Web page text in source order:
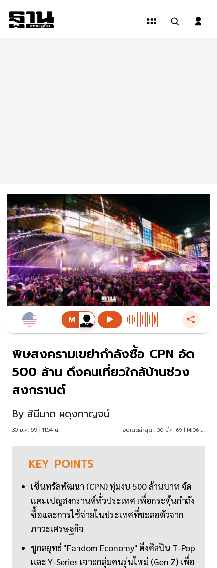
พิษสงครามเขย่ากำลังซื้อ CPN อัด
500 ล้าน ดึงคนเที่ยวใกล้บ้านช่วง
สงกรานต์
By สินีนาถ ผดุงกาญจน์
30 มี.ค. 69 | 11:54 น. อัปเดตล่าสุด : 30 มี.ค. 69 | 14:06 น.
KEY POINTS
เซ็นทรัลพัฒนา (CPN) ทุ่มงบ 500 ล้านบาท จัด
แคมเปญสงกรานต์ทั่วประเทศ เพื่อกระตุ้นกำลัง
ซื้อและการใช้จ่ายในประเทศที่ชะลอตัวจาก
ภาวะเศรษฐกิจ
ชูกลยุทธ์ "Fandom Economy" ดึงศิลปิน T-Pop
และ Y-Series เจาะกลุ่มคนรุ่นใหม่ (Gen Z) เพื่อ